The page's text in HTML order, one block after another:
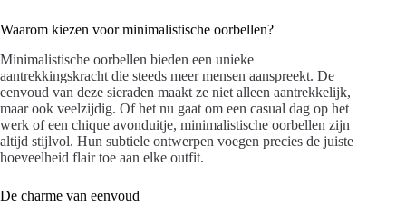
Waarom kiezen voor minimalistische oorbellen?
Minimalistische oorbellen bieden een unieke
aantrekkingskracht die steeds meer mensen aanspreekt. De
eenvoud van deze sieraden maakt ze niet alleen aantrekkelijk,
maar ook veelzijdig. Of het nu gaat om een casual dag op het
werk of een chique avonduitje, minimalistische oorbellen zijn
altijd stijlvol. Hun subtiele ontwerpen voegen precies de juiste
hoeveelheid flair toe aan elke outfit.
De charme van eenvoud